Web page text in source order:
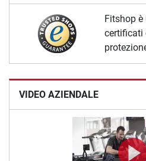
Fitshop
certificati
VIDEO AZIENDALE